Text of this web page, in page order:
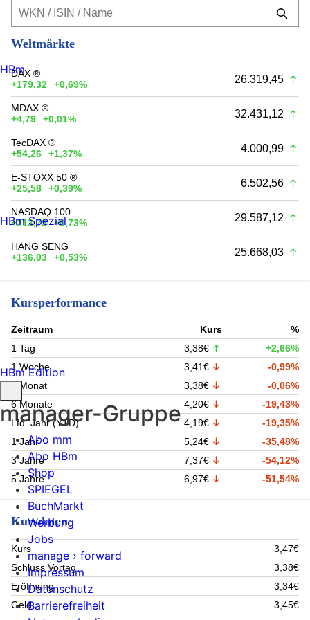
Weltmärkte
DAX ®
+179,32
+0,69% 26.319,45
MDAX ®
+4,79
+0,01% 32.431,12
TecDAX ®
+54,26
+1,37% 4.000,99
E-STOXX 50 ®
+25,58
+0,39% 6.502,56
NASDAQ 100
+213,79
+0,73% 29.587,12
HANG SENG
+136,03
+0,53% 25.668,03
Kursperformance
Zeitraum Kurs
%
1 Tag
3,38€
+2,66%
1 Woche
3,41€
-0,99%
1 Monat
3,38€
-0,06%
6 Monate
4,20€
-19,43%
Lfd. Jahr (YTD)
4,19€
-19,35%
1 Jahr
5,24€
-35,48%
3 Jahre
7,37€
-54,12%
5 Jahre
6,97€ -51,54%
Kursdaten
Kurs
3,47€
Schluss Vortag
3,38€
Eröffnung
3,34€
Geld
3,45€
HBm
HBm Spezial
HBm Edition
manager-Gruppe
Abo mm
Abo HBm
Shop
SPIEGEL
BuchMarkt
Werbung
Jobs
manage › forward
Impressum
Datenschutz
Barrierefreiheit